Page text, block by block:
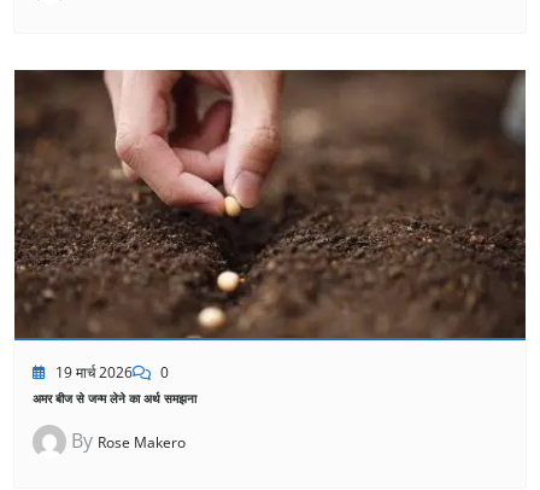
19 मार्च 2026 0
अमर बीज से जन्म लेने का अर्थ समझना
By Rose Makero